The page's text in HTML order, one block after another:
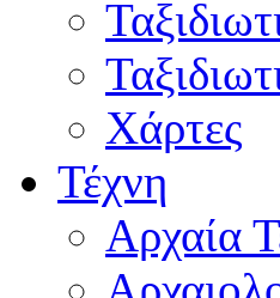
Χάρτες
Τέχνη
Αρχαία